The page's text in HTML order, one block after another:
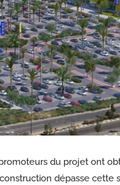
du projet ont
dépasse cette